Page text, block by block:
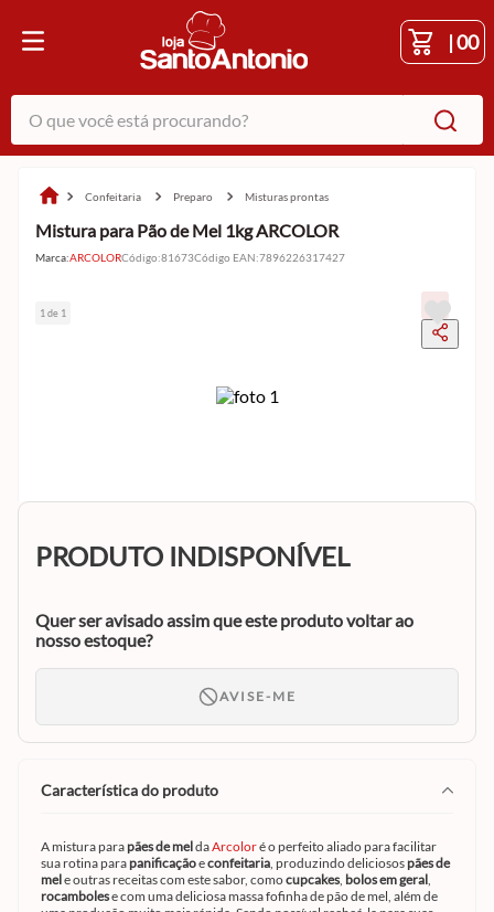
|00
O que você está procurando?
confeitaria preparo misturas prontas
Mistura para Pão de Mel 1kg ARCOLOR
Marca:ARCOLORCódigo:81673Código EAN:7896226317427
1 de 1
PRODUTO INDISPONÍVEL
Quer ser avisado assim que este produto voltar ao
nosso estoque?
AVISE-ME
característica do produto
A mistura parapães de meldaArcoloré o perfeito aliado para facilitar
sua rotina parapanificaçãoeconfeitaria , produzindo deliciosospães de
mele outras receitas com este sabor, comocupcakes bolos em geral
rocambolese com uma deliciosa massa fofinha de pão de mel, além de